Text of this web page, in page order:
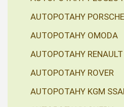
AUTOPOTAHY PORSCHE
AUTOPOTAHY OMODA
AUTOPOTAHY RENAULT
AUTOPOTAHY ROVER
AUTOPOTAHY KGM